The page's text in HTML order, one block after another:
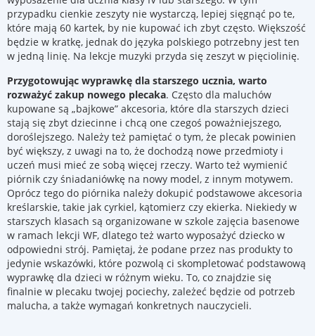
przypadku cienkie zeszyty nie wystarczą, lepiej sięgnąć po te,
które mają 60 kartek, by nie kupować ich zbyt często. Większość
będzie w kratkę, jednak do języka polskiego potrzebny jest ten
w jedną linię. Na lekcje muzyki przyda się zeszyt w pięciolinię.
Przygotowując wyprawkę dla starszego ucznia, warto
rozważyć zakup nowego plecaka. Często dla maluchów
kupowane są „bajkowe” akcesoria, które dla starszych dzieci
stają się zbyt dziecinne i chcą one czegoś poważniejszego,
doroślejszego. Należy też pamiętać o tym, że plecak powinien
być większy, z uwagi na to, że dochodzą nowe przedmioty i
uczeń musi mieć ze sobą więcej rzeczy. Warto też wymienić
piórnik czy śniadaniówkę na nowy model, z innym motywem.
Oprócz tego do piórnika należy dokupić podstawowe akcesoria
kreślarskie, takie jak cyrkiel, kątomierz czy ekierka. Niekiedy w
starszych klasach są organizowane w szkole zajęcia basenowe
w ramach lekcji WF, dlatego też warto wyposażyć dziecko w
odpowiedni strój. Pamiętaj, że podane przez nas produkty to
jedynie wskazówki, które pozwolą ci skompletować podstawową
wyprawkę dla dzieci w różnym wieku. To, co znajdzie się
finalnie w plecaku twojej pociechy, zależeć będzie od potrzeb
malucha, a także wymagań konkretnych nauczycieli.